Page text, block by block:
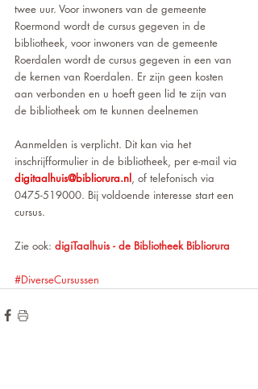
twee uur. Voor inwoners van de gemeente
Roermond wordt de cursus gegeven in de
bibliotheek, voor inwoners van de gemeente
Roerdalen wordt de cursus gegeven in een van
de kernen van Roerdalen. Er zijn geen kosten
aan verbonden en u hoeft geen lid te zijn van
de bibliotheek om te kunnen deelnemen
Aanmelden is verplicht. Dit kan via het
inschrijfformulier in de bibliotheek, per e-mail via
digitaalhuis@bibliorura.nl, of telefonisch via
0475-519000. Bij voldoende interesse start een
cursus.
Zie ook: digiTaalhuis - de Bibliotheek Bibliorura
#DiverseCursussen